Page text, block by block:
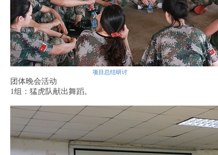
项目总结研讨
团体晚会活动
1组：猛虎队献出舞蹈。